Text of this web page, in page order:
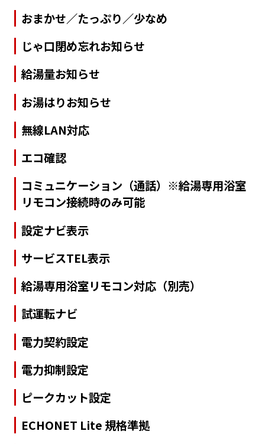
おまかせ／たっぷり／少なめ
じゃ口閉め忘れお知らせ
給湯量お知らせ
お湯はりお知らせ
無線LAN対応
エコ確認
コミュニケーション（通話）※給湯専用浴室
リモコン接続時のみ可能
設定ナビ表示
サービスTEL表示
給湯専用浴室リモコン対応（別売）
試運転ナビ
電力契約設定
電力抑制設定
ピークカット設定
ECHONET Lite 規格準拠